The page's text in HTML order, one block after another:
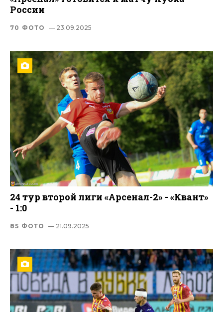
России
70 ФОТО — 23.09.2025
24 тур второй лиги «Арсенал-2» - «Квант»
- 1:0
85 ФОТО — 21.09.2025